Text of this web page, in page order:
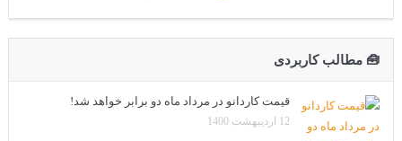
🧰 مطالب کاربردی
قیمت کاردانو در مرداد ماه دو برابر خواهد شد!
12 اردیبهشت 1400